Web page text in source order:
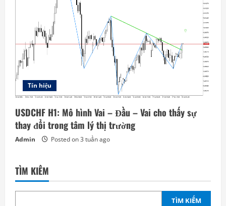
Tín hiệu
USDCHF H1: Mô hình Vai – Đầu – Vai cho thấy sự
thay đổi trong tâm lý thị trường
Admin Posted on 3 tuần ago
TÌM KIẾM
TÌM KIẾM